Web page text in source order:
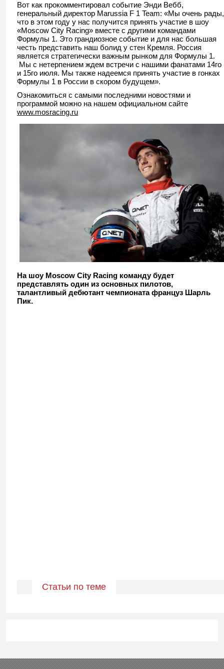
Вот как прокомментировал событие Энди Вебб,
генеральный директор Marussia F 1 Team: «Мы очень рады,
что в этом году у нас получится принять участие в шоу
«Moscow City Racing» вместе с другими командами
Формулы 1. Это грандиозное событие и для нас большая
честь представить наш болид у стен Кремля. Россия
является стратегически важным рынком для Формулы 1.
Мы с нетерпением ждем встречи с нашими фанатами 14го
и 15го июля. Мы также надеемся принять участие в гонках
Формулы 1 в России в скором будущем».
Ознакомиться с самыми последними новостями и
программой можно на нашем официальном сайте
www.mosracing.ru
На шоу Moscow City Racing команду будет
представлять один из основных пилотов,
талантливый дебютант чемпионата француз Шарль
Пик.
Статьи по теме